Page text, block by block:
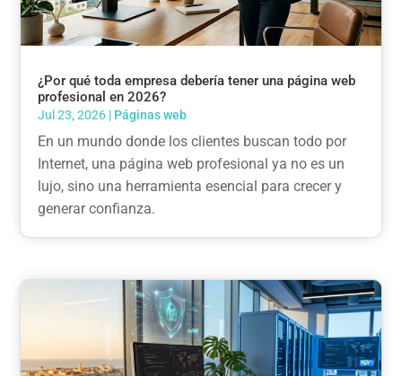
¿Por qué toda empresa debería tener una página web
profesional en 2026?
Jul 23, 2026 | Páginas web
En un mundo donde los clientes buscan todo por
Internet, una página web profesional ya no es un
lujo, sino una herramienta esencial para crecer y
generar confianza.